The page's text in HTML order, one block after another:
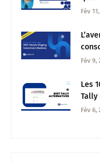
Fév
Fév 9,
Les
Tally
Fév 6,